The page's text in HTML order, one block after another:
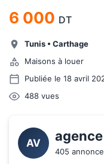
6 000 DT
Tunis • Carthage
Maisons à louer
Publiée le 18 avril
488 vues
AV
405